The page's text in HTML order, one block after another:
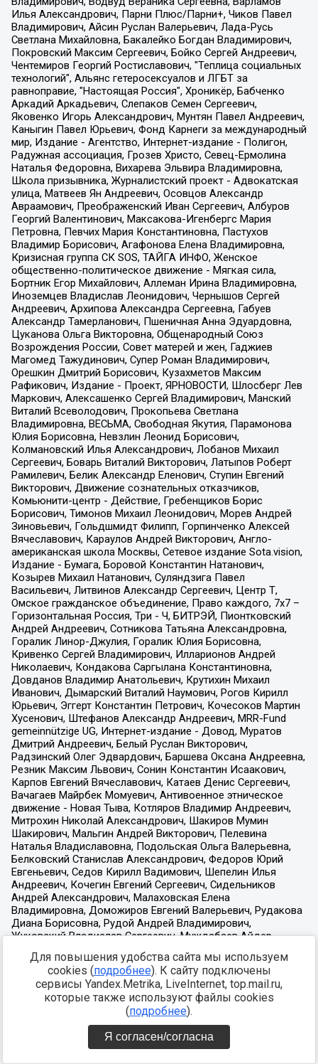
Для повышения удобства сайта мы используем
cookies (подробнее). К сайту подключены
сервисы Yandex.Metrika, LiveInternet, top.mail.ru,
которые также используют файлы cookies
(подробнее).
Я согласен/согласна